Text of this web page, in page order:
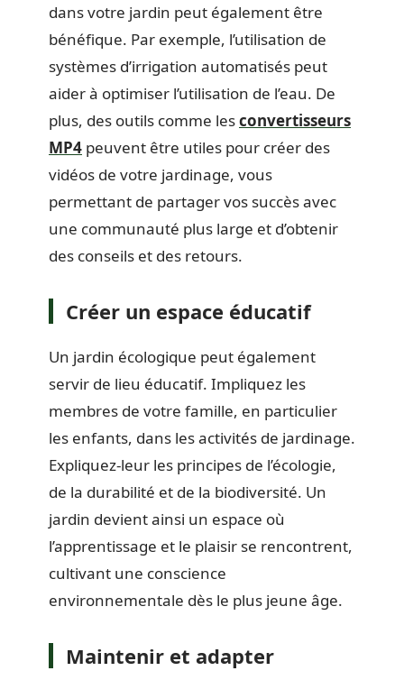
dans votre jardin peut également être
bénéfique. Par exemple, l’utilisation de
systèmes d’irrigation automatisés peut
aider à optimiser l’utilisation de l’eau. De
plus, des outils comme lesconvertisseurs
MP4 peuvent être utiles pour créer des
vidéos de votre jardinage, vous
permettant de partager vos succès avec
une communauté plus large et d’obtenir
des conseils et des retours.
Créer un espace éducatif
Un jardin écologique peut également
servir de lieu éducatif. Impliquez les
membres de votre famille, en particulier
les enfants, dans les activités de jardinage.
Expliquez-leur les principes de l’écologie,
de la durabilité et de la biodiversité. Un
jardin devient ainsi un espace où
l’apprentissage et le plaisir se rencontrent,
cultivant une conscience
environnementale dès le plus jeune âge.
Maintenir et adapter